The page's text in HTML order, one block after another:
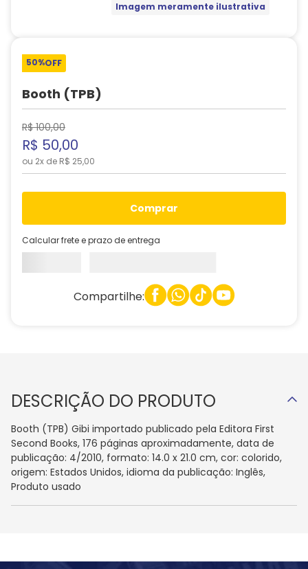
Imagem meramente ilustrativa
50%OFF
Booth (TPB)
R$ 100,00
R$ 50,00
ou 2x de R$ 25,00
comprar
Calcular frete e prazo de entrega
Compartilhe:
DESCRIÇÃO DO PRODUTO
Booth (TPB) Gibi importado publicado pela Editora First
Second Books, 176 páginas aproximadamente, data de
publicação: 4/2010, formato: 14.0 x 21.0 cm, cor: colorido,
origem: Estados Unidos, idioma da publicação: Inglês,
Produto usado